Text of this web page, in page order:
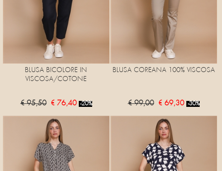
BLUSA BICOLORE IN
VISCOSA/COTONE
€ 95,50 € 76,40 -20%
BLUSA COREANA 100% VISCOSA
€ 99,00 € 69,30 -30%